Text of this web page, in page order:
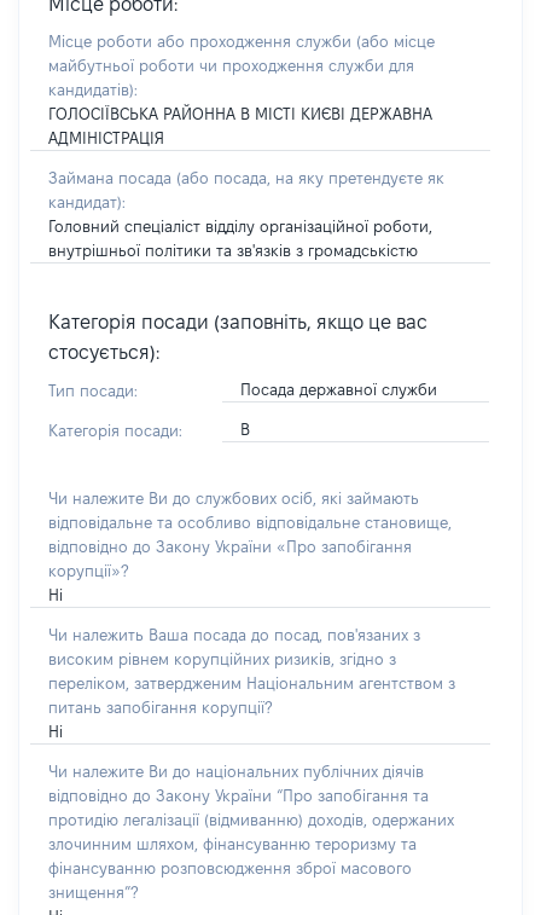
Місце роботи:
Місце роботи або проходження служби (або місце
майбутньої роботи чи проходження служби для
кандидатів):
ГОЛОСІЇВСЬКА РАЙОННА В МІСТІ КИЄВІ ДЕРЖАВНА
АДМІНІСТРАЦІЯ
Займана посада (або посада, на яку претендуєте як
кандидат):
Головний спеціаліст відділу організаційної роботи,
внутрішньої політики та зв'язків з громадськістю
Категорія посади (заповніть, якщо це вас
стосується):
Тип посади: Посада державної служби
Категорія посади: В
Чи належите Ви до службових осіб, які займають
відповідальне та особливо відповідальне становище,
відповідно до Закону України «Про запобігання
корупції»?
Ні
Чи належить Ваша посада до посад, пов'язаних з
високим рівнем корупційних ризиків, згідно з
переліком, затвердженим Національним агентством з
питань запобігання корупції?
Ні
Чи належите Ви до національних публічних діячів
відповідно до Закону України “Про запобігання та
протидію легалізації (відмиванню) доходів, одержаних
злочинним шляхом, фінансуванню тероризму та
фінансуванню розповсюдження зброї масового
знищення”?